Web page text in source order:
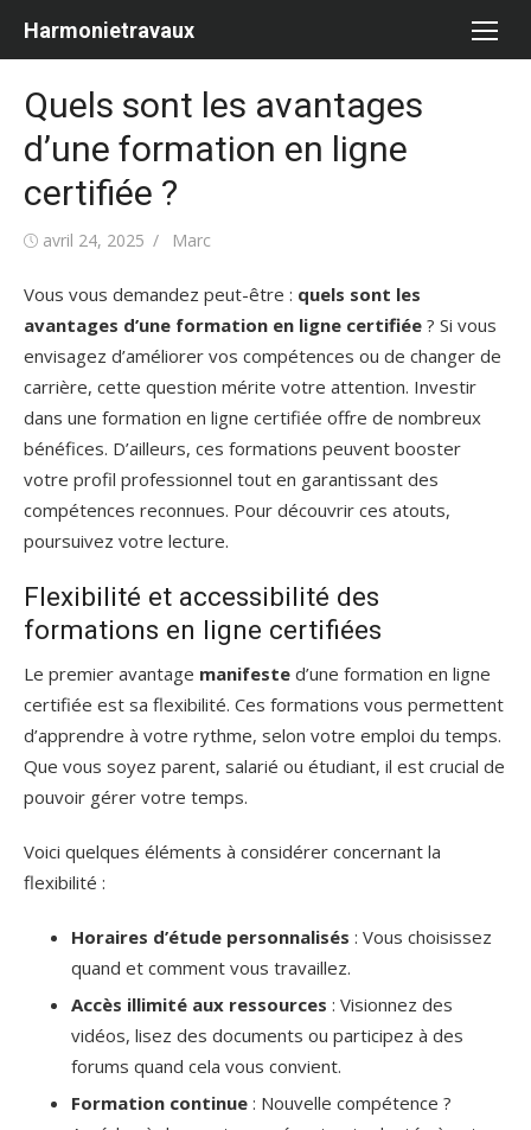
Harmonietravaux
Quels sont les avantages
d’une formation en ligne
certifiée ?
Publiéavril 24, 2025 Auteur/autrice
Marc
Vous vous demandez peut-être : quels sont les
avantages d’une formation en ligne certifiée ? Si vous
envisagez d’améliorer vos compétences ou de changer de
carrière, cette question mérite votre attention. Investir
dans une formation en ligne certifiée offre de nombreux
bénéfices. D’ailleurs, ces formations peuvent booster
votre profil professionnel tout en garantissant des
compétences reconnues. Pour découvrir ces atouts,
poursuivez votre lecture.
Flexibilité et accessibilité des
formations en ligne certifiées
Le premier avantage manifeste d’une formation en ligne
certifiée est sa flexibilité. Ces formations vous permettent
d’apprendre à votre rythme, selon votre emploi du temps.
Que vous soyez parent, salarié ou étudiant, il est crucial de
pouvoir gérer votre temps.
Voici quelques éléments à considérer concernant la
flexibilité :
Horaires d’étude personnalisés : Vous choisissez
quand et comment vous travaillez.
Accès illimité aux ressources : Visionnez des
vidéos, lisez des documents ou participez à des
forums quand cela vous convient.
Formation continue : Nouvelle compétence ?